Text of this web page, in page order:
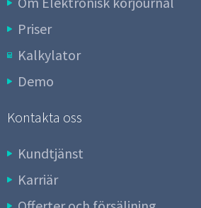
Priser
Kalkylator
Demo
Kontakta oss
Kundtjänst
Karriär